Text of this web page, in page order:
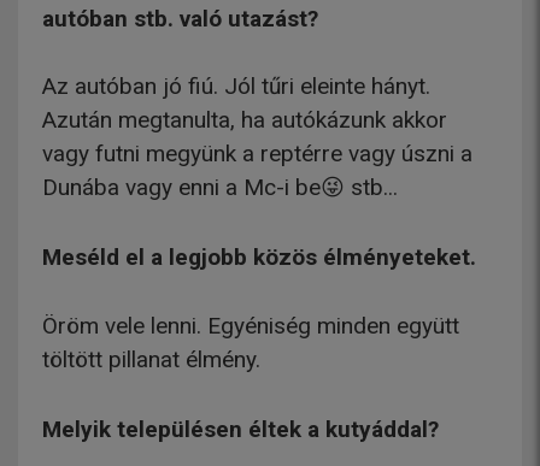
autóban stb. való utazást?
Az autóban jó fiú. Jól tűri eleinte hányt.
Azután megtanulta, ha autókázunk akkor
vagy futni megyünk a reptérre vagy úszni a
Dunába vagy enni a Mc-i be😜 stb...
Meséld el a legjobb közös élményeteket.
Öröm vele lenni. Egyéniség minden együtt
töltött pillanat élmény.
Melyik településen éltek a kutyáddal?